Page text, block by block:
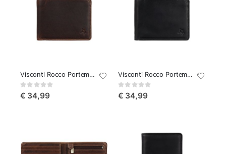
Visconti Rocco Portemonnee
Rating:
€ 34,99
Visconti Rocco Portemonnee Zwart
Rating:
€ 34,99